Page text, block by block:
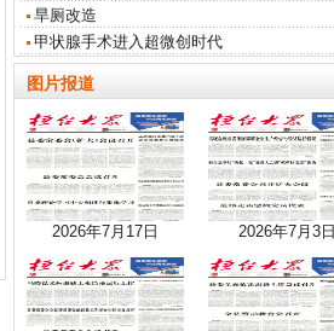
旱厕改造
甲状腺手术进入超微创时代
图片报道
2026年7月17日 2026年7月3日